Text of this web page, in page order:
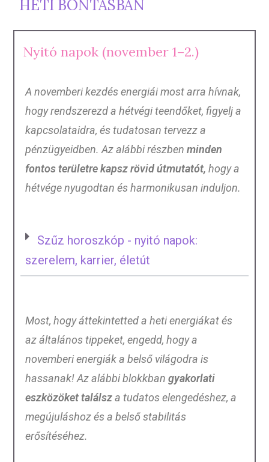
HETI BONTÁSBAN
Nyitó napok (november 1–2.)
A novemberi kezdés energiái most arra hívnak,
hogy rendszerezd a hétvégi teendőket, figyelj a
kapcsolataidra, és tudatosan tervezz a
pénzügyeidben. Az alábbi részben minden
fontos területre kapsz rövid útmutatót, hogy a
hétvége nyugodtan és harmonikusan induljon.
Szűz horoszkóp - nyitó napok:
szerelem, karrier, életút
Most, hogy áttekintetted a heti energiákat és
az általános tippeket, engedd, hogy a
novemberi energiák a belső világodra is
hassanak! Az alábbi blokkban gyakorlati
eszközöket találsza tudatos elengedéshez, a
megújuláshoz és a belső stabilitás
erősítéséhez.